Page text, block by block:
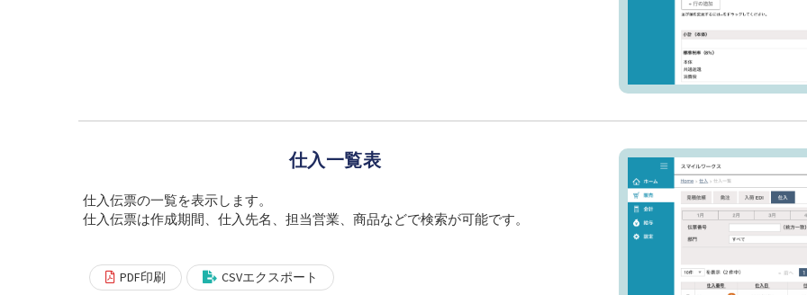
仕入一覧表
仕入伝票の一覧を表示します。
仕入伝票は作成期間、仕入先名、担当営業、商品などで検索が可能です。
PDF印刷 CSVエクスポート